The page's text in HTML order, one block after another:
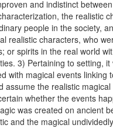
and indistinct
the realistic
people in the society,
realistic characters, who
or spirits in the real world
3) Pertaining to setting, it
with magical events linking
assume the realistic
whether the events
was created on ancient
and the magical